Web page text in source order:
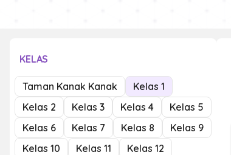
KELAS
Taman Kanak Kanak
Kelas 1
Kelas 2
Kelas 3 Kelas 4
Kelas 5
Kelas 6
Kelas 7 Kelas 8
Kelas 9
Kelas 10
Kelas 11 Kelas 12